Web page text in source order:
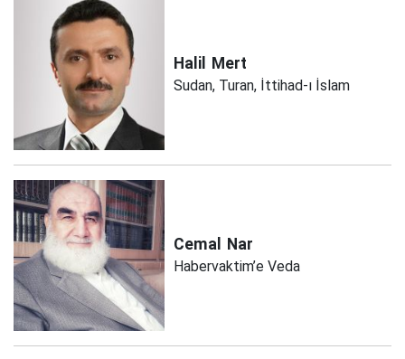
Halil Mert
Sudan, Turan, İttihad-ı İslam
Cemal Nar
Habervaktim’e Veda